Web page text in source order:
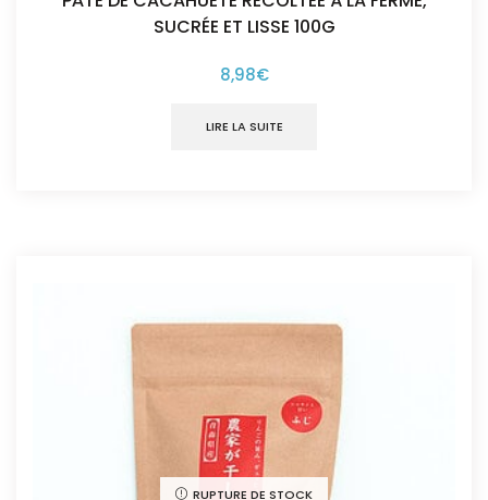
SUCRÉE ET LISSE 100G
8,98€
LIRE LA SUITE
RUPTURE DE STOCK